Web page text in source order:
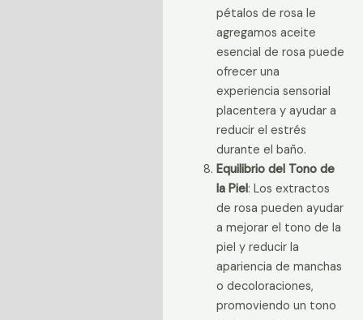
pétalos de rosa le
agregamos aceite
esencial de rosa puede
ofrecer una
experiencia sensorial
placentera y ayudar a
reducir el estrés
durante el baño.
Equilibrio del Tono de
la Piel: Los extractos
de rosa pueden ayudar
a mejorar el tono de la
piel y reducir la
apariencia de manchas
o decoloraciones,
promoviendo un tono